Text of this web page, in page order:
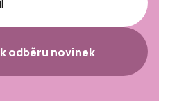
odběru novinek